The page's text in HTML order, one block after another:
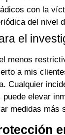
con la
del nivel
el
menos
a mis
Cualquier
puede elevar
medidas más